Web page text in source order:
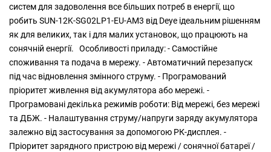
систем для задоволення все більших потреб в енергії, що
робить SUN-12K-SG02LP1-EU-AM3 від Deye ідеальним рішенням
як для великих, так і для малих установок, що працюють на
сонячній енергії. Особливості приладу: - Самостійне
споживання та подача в мережу. - Автоматичний перезапуск
під час відновлення змінного струму. - Програмований
пріоритет живлення від акумулятора або мережі. -
Програмовані декілька режимів роботи: Від мережі, без мережі
та ДБЖ. - Налаштування струму/напруги заряду акумулятора
залежно від застосування за допомогою РК-дисплея. -
Пріоритет зарядного пристрою від мережі / сонячної батареї /